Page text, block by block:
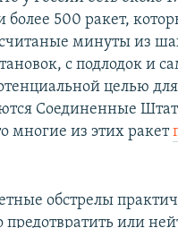
более 500 ракет,
считаные минуты из
c подлодок и
целью
Соединенные
многие из этих ракет
обстрелы
или